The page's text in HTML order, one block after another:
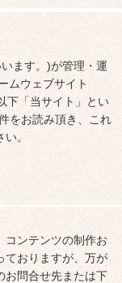
ます。)が管理・運
ムウェブサイト
下「当サイト」とい
をお読み頂き、これ
。
コンテンツの制作お
ておりますが、万が
お問合せ先または下